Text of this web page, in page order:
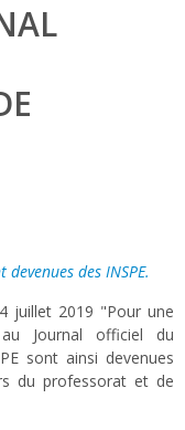
des INSPE.
juillet 2019 "Pour une
Journal officiel du
sont ainsi devenues
du professorat et de